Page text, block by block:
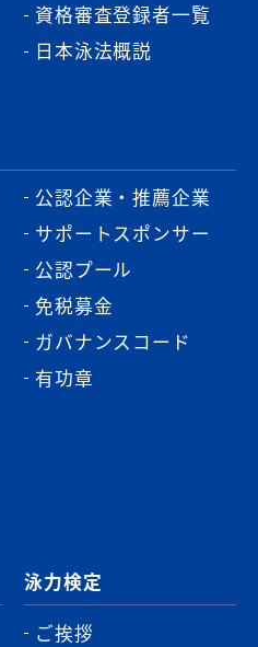
資格審査登録者一覧
日本泳法概説
公認企業・推薦企業
サポートスポンサー
公認プール
免税募金
ガバナンスコード
有功章
泳力検定
ご挨拶